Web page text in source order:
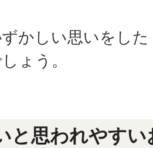
かしい思いをし
ょう。
と思われやす